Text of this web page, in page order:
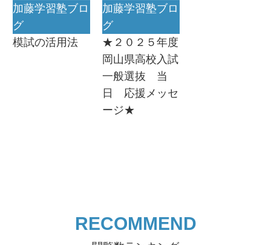
加藤学習塾ブロ
グ
模試の活用法
加藤学習塾ブロ
グ
★２０２５年度
岡山県高校入試
一般選抜 当
日 応援メッセ
ージ★
RECOMMEND